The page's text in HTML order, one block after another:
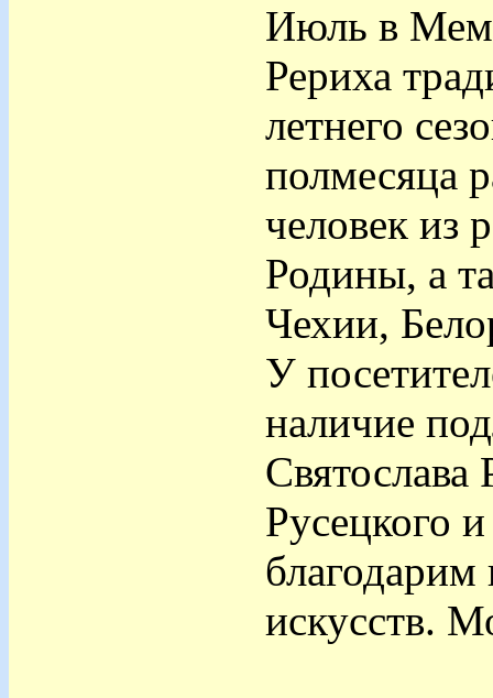
Июль в
Рериха
летнего
полмесяца
человек из
Родины, а
Чехии,
У
наличие
Русецкого
искусств.